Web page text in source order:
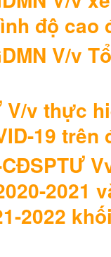
độ cao
V/v
V/v thực
19
2021
2022